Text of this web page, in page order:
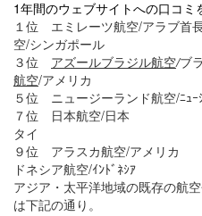
1年間のウェブサイトへの口コミ
１位 エミレーツ航空/アラブ
空/シンガポール
３位 アズールブラジル航空/ブ
航空/アメリカ
５位 ニュージーランド航空/ﾆ
７位 日本航空/
タイ
９位 アラスカ航空/アメ
ドネシア航空/ｲﾝﾄﾞﾈｼｱ
アジア・太平洋地域の既存の航
は下記の通り。